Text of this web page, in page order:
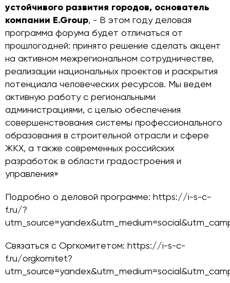
устойчивого развития городов, основатель
компании E.Group, - В этом году деловая
программа форума будет отличаться от
прошлогодней: принято решение сделать акцент
на активном межрегиональном сотрудничестве,
реализации национальных проектов и раскрытия
потенциала человеческих ресурсов. Мы ведем
активную работу с региональными
администрациями, с целью обеспечения
совершенствования системы профессионального
образования в строительной отрасли и сфере
ЖКХ, а также современных российских
разработок в области градостроения и
управления»
Подробно о деловой программе: https://i-s-c-
f.ru/?
Связаться с Оргкомитетом: https://i-s-c-
f.ru/orgkomitet?